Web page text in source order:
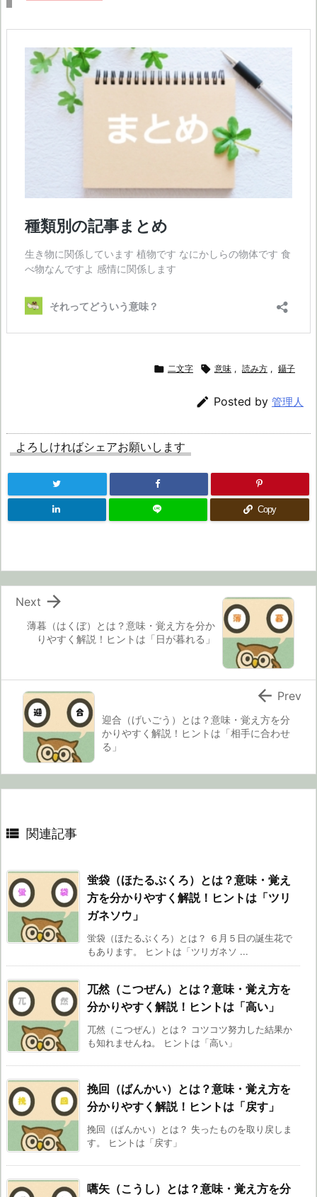
 二文字  意味 , 読み方 , 鑷子
 Posted by 管理人
よろしければシェアお願いします
Copy
薄暮（はくぼ）とは？意味・覚え方を分か
りやすく解説！ヒントは「日が暮れる」

Next
迎合（げいごう）とは？意味・覚え方を分
かりやすく解説！ヒントは「相手に合わせ
る」
 Prev
 関連記事
蛍袋（ほたるぶくろ）とは？意味・覚え
方を分かりやすく解説！ヒントは「ツリ
ガネソウ」
蛍袋（ほたるぶくろ）とは？ ６月５日の誕生花で
もあります。 ヒントは「ツリガネソ ...
兀然（こつぜん）とは？意味・覚え方を
分かりやすく解説！ヒントは「高い」
兀然（こつぜん）とは？ コツコツ努力した結果か
も知れませんね。 ヒントは「高い」
挽回（ばんかい）とは？意味・覚え方を
分かりやすく解説！ヒントは「戻す」
挽回（ばんかい）とは？ 失ったものを取り戻しま
す。 ヒントは「戻す」
嚆矢（こうし）とは？意味・覚え方を分